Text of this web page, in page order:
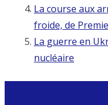
La course aux
froide, de
La guerre en
nucléaire